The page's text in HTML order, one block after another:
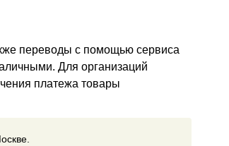
переводы с помощью сервиса
Для организаций
платежа товары